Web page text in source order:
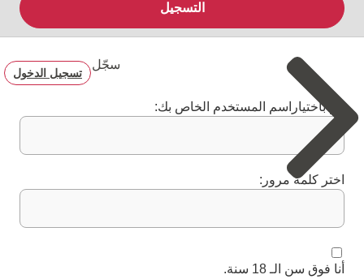
التسجيل
سجّل
تسجيل الدخول
قم باختياراسم المستخدم الخاص بك:
اختر كلمة مرور:
أنا فوق سن الـ 18 سنة.